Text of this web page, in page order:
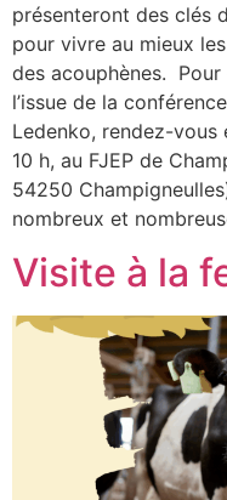
présenteront des clés
pour vivre au mieux
des acouphènes.
l’issue de la
Ledenko, rendez-
10 h, au FJEP de
54250
nombreux et
Visite à la